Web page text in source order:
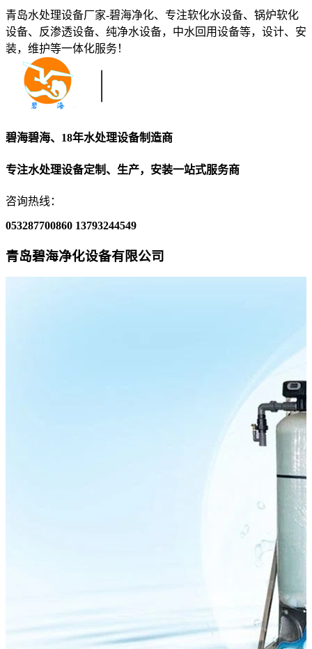
青岛水处理设备厂家-碧海净化、专注软化水设备、锅炉软化
设备、反渗透设备、纯净水设备，中水回用设备等，设计、安
装，维护等一体化服务！
碧海碧海、18年水处理设备制造商
专注水处理设备定制、生产，安装一站式服务商
咨询热线：
053287700860 13793244549
青岛碧海净化设备有限公司